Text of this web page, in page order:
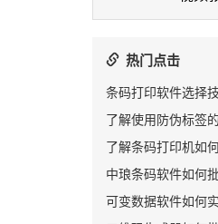
热门点击
条码打印软件选择
了解使用防伪标签
了解条码打印机如
中琅条码软件如何